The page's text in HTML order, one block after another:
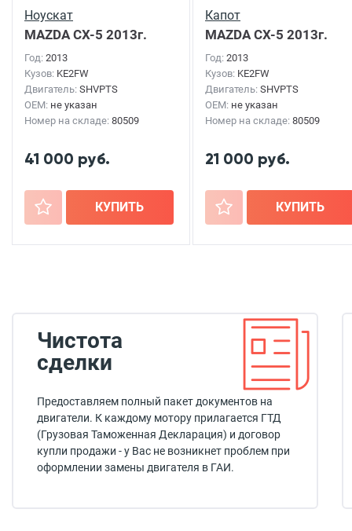
Ноускат
MAZDA CX-5 2013г.
Год: 2013
Кузов: KE2FW
Двигатель: SHVPTS
OEM: не указан
Номер на складе: 80509
41 000 руб.
+ КУПИТЬ
Капот
MAZDA CX-5 2013г.
Год: 2013
Кузов: KE2FW
Двигатель: SHVPTS
OEM: не указан
Номер на складе: 80509
21 000 руб.
+ КУПИТЬ
Чистота
сделки
Предоставляем полный пакет документов на
двигатели. К каждому мотору прилагается ГТД
(Грузовая Таможенная Декларация) и договор
купли продажи - у Вас не возникнет проблем при
оформлении замены двигателя в ГАИ.